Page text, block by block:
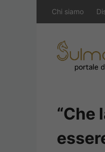
Chi siamo
“Che